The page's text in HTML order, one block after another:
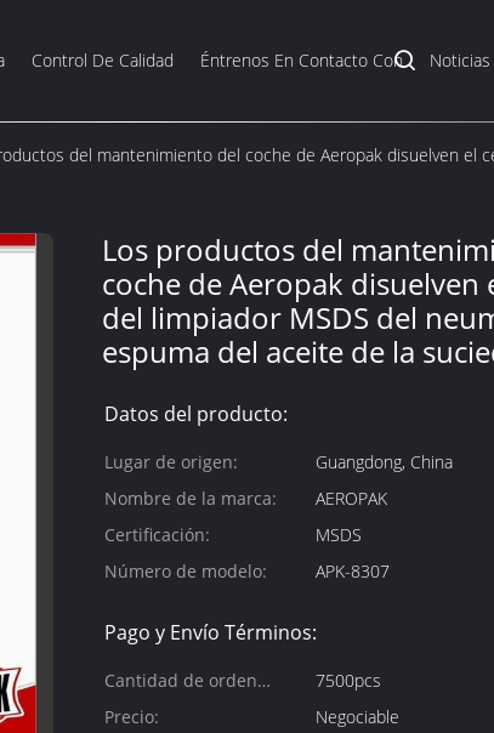
Control De Calidad Éntrenos En Contacto Con Noticias
del mantenimiento del coche de Aeropak disuelven el
Los productos del
coche de Aeropak disuelven
del limpiador MSDS del
espuma del aceite de la
Datos del producto:
Lugar de origen:
Guangdong, China
Nombre de la marca:
AEROPAK
Certificación:
MSDS
Número de modelo:
APK-8307
Pago y Envío Términos:
Cantidad de orden
mínima:
7500pcs
Precio:
Negociable